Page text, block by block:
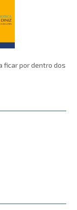
ficar por dentro dos